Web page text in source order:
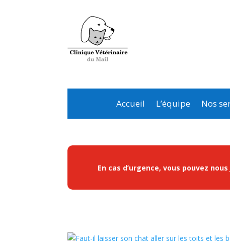
Accueil L’équipe Nos
En cas d’urgence, vous pouvez